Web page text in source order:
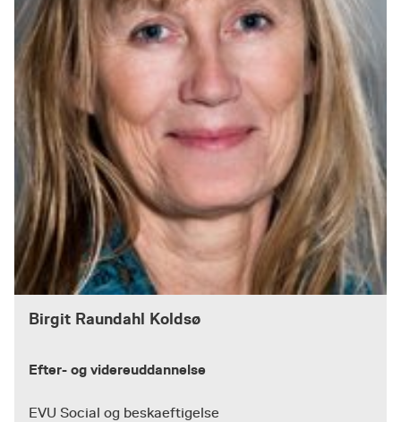
Birgit Raundahl Koldsø
Efter- og videreuddannelse
EVU Social og beskaeftigelse